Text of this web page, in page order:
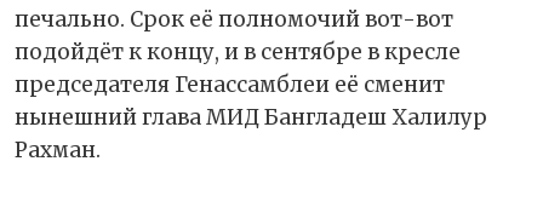
печально. Срок её полномочий вот-вот
подойдёт к концу, и в сентябре в кресле
председателя Генассамблеи её сменит
нынешний глава МИД Бангладеш Халилур
Рахман.